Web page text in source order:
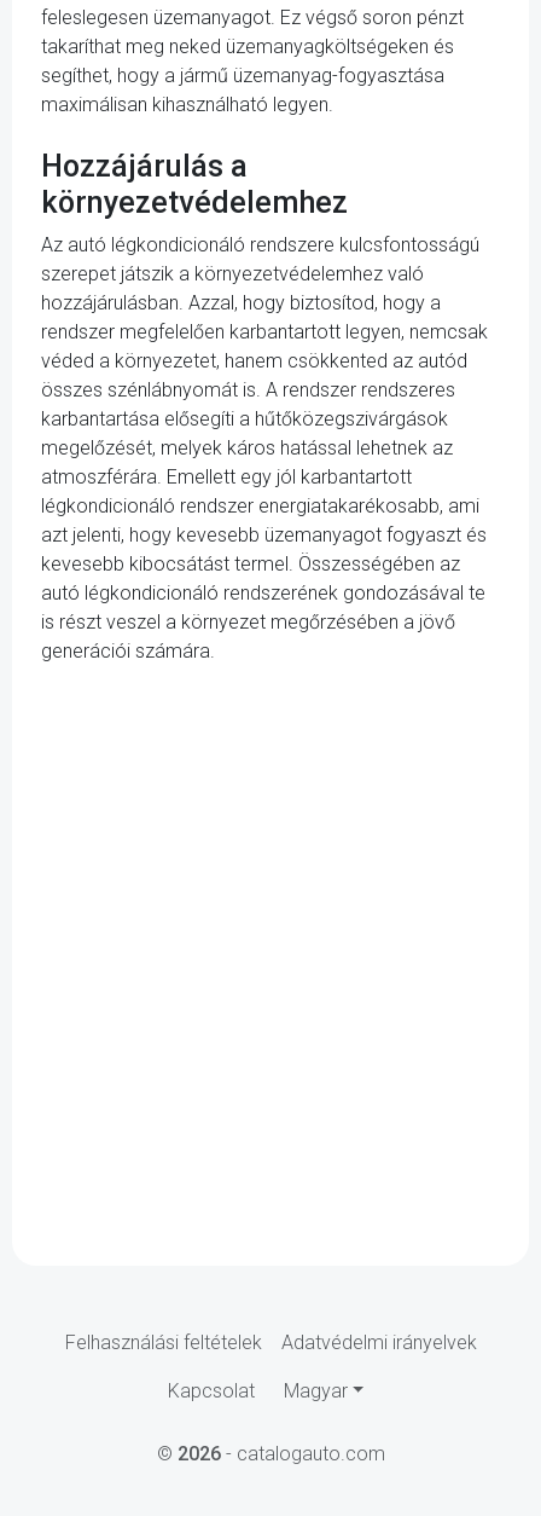
feleslegesen üzemanyagot. Ez végső soron pénzt
takaríthat meg neked üzemanyagköltségeken és
segíthet, hogy a jármű üzemanyag-fogyasztása
maximálisan kihasználható legyen.
Hozzájárulás a
környezetvédelemhez
Az autó légkondicionáló rendszere kulcsfontosságú
szerepet játszik a környezetvédelemhez való
hozzájárulásban. Azzal, hogy biztosítod, hogy a
rendszer megfelelően karbantartott legyen, nemcsak
véded a környezetet, hanem csökkented az autód
összes szénlábnyomát is. A rendszer rendszeres
karbantartása elősegíti a hűtőközegszivárgások
megelőzését, melyek káros hatással lehetnek az
atmoszférára. Emellett egy jól karbantartott
légkondicionáló rendszer energiatakarékosabb, ami
azt jelenti, hogy kevesebb üzemanyagot fogyaszt és
kevesebb kibocsátást termel. Összességében az
autó légkondicionáló rendszerének gondozásával te
is részt veszel a környezet megőrzésében a jövő
generációi számára.
Felhasználási feltételek Adatvédelmi irányelvek
Kapcsolat Magyar
© 2026- catalogauto.com